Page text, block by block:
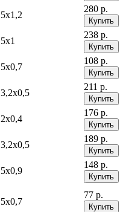
5х1,2
280 р.
Купить
5х1
238 р.
Купить
5х0,7
108 р.
Купить
3,2х0,5
211 р.
Купить
2х0,4
176 р.
Купить
3,2х0,5
189 р.
Купить
5х0,9
148 р.
Купить
5х0,7
77 р.
Купить